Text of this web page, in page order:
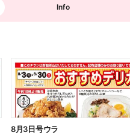
Info
8月3日号ウラ